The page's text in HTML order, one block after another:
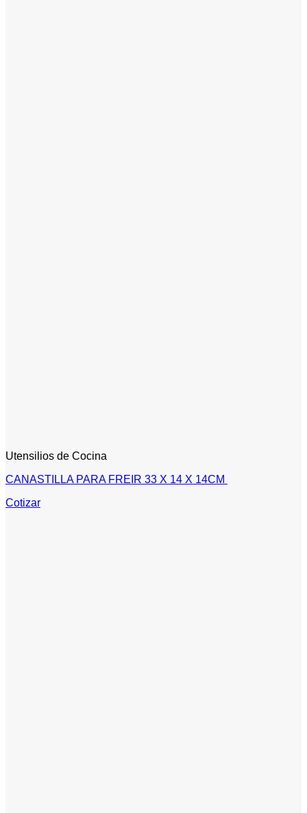
Utensilios de Cocina
CANASTILLA PARA FREIR 33 X 14 X 14CM
Cotizar